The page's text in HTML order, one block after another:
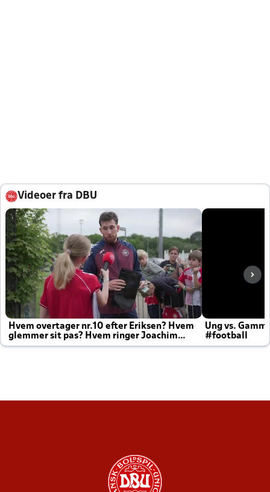
Videoer fra DBU
Hvem overtager nr.10 efter Eriksen? Hvem
glemmer sit pas? Hvem ringer Joachim
altid til efter kampe?
Ung vs.
#football